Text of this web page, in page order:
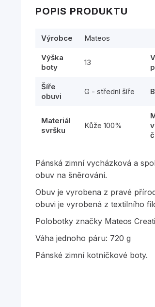
POPIS PRODUKTU
Výrobce Mateos
Výška
boty
13
Šíře
obuvi
G - střední šíře
Materiál
svršku
Kůže 100%
Pánská zimní vycházková a
obuv na šněrování.
Obuv je vyrobena z pravé
obuvi je vyrobená z textilního
Polobotky značky Mateos
Váha jednoho páru: 720 g
Pánské zimní kotníčkové boty.